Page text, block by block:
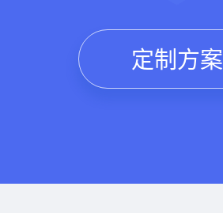
定制方案